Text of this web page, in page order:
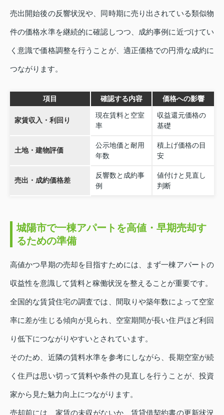
売出開始後の反響状況や、同時期に売り出されている類似物
件の価格水準を継続的に確認しつつ、成約事例に近づけてい
く意識で価格調整を行うことが、適正価格での円滑な成約に
つながります。
項目 確認する内容 価格への影響
家賃収入・利回り
現在賃料と空室
率
収益還元価格の
基礎
土地・建物評価
公示地価と耐用
年数
積上げ価格の目
安
売出・成約価格差
反響数と成約事
例
値付けと見直し
判断
城陽市で一棟アパートを高値・早期売却す
るための準備
高値かつ早期の売却を目指すためには、まず一棟アパートの
収益性を意識して賃料と稼働状況を整えることが重要です。
全国的な賃貸住宅の調査では、間取りや築年数によって空室
率に差が生じる傾向が見られ、空室期間が長い住戸ほど利回
り低下につながりやすいとされています。
そのため、近隣の賃料水準を参考にしながら、長期空室が続
く住戸は思い切って賃料や条件の見直しを行うことが、投資
家から見た魅力向上につながります。
売却前には、家賃の未収がないか、賃貸借契約書の更新状況